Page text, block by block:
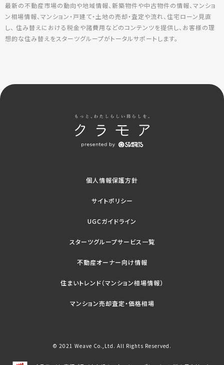
最新の不動産市場の動向や地域情報、新築物件や中古物件の情報、マンショ
ン相場情報、マンション・戸建て・土地の売却・査定や流れ、住宅ローン見直
し、 住み替えにおける税金や諸費用などのコンテンツを提供し、お客様の理
想的な住み替えをスターツグループがトータルサポートします。
個人情報保護方針
サイトポリシー
UGCガイドライン
スターツグループサービス一覧
不動産オーナー向け情報
住まいトレンド（マンション相場情報）
マンション売却査定・価格相場
© 2021 Weave Co.,Ltd. All Rights Reserved.